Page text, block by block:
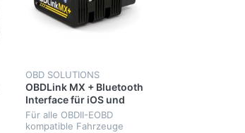
OBD SOLUTIONS
OBDLink MX + Bluetooth
Interface für iOS und
Android incl. Software
Für alle OBDII-EOBD
kompatible Fahrzeuge